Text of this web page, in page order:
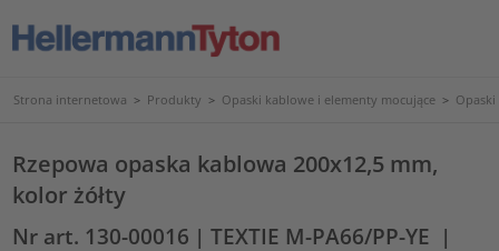
Strona internetowa > Produkty > Opaski kablowe i elementy mocujące >
Rzepowa opaska kablowa 200x12,5 mm,
kolor żółty
Nr art. 130-00016 | TEXTIE M-PA66/PP-YE |